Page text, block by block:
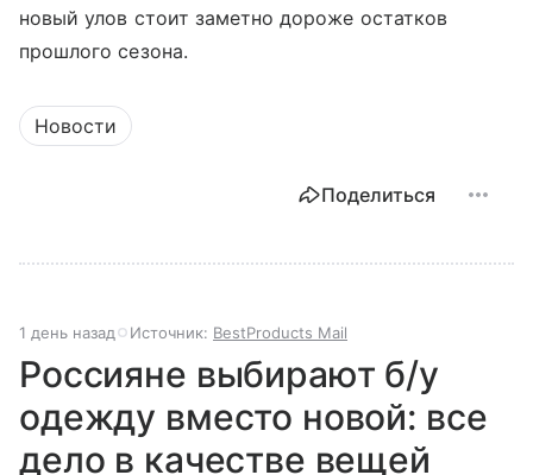
новый улов стоит заметно дороже остатков
прошлого сезона.
Новости
Поделиться
1 день назад Источник: BestProducts Mail
Россияне выбирают б/у
одежду вместо новой: все
дело в качестве вещей